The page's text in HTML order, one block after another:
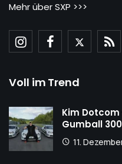
Mehr über SXP >>>
Voll im Trend
Kim
Gumball
11.